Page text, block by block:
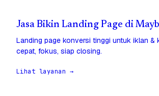
Jasa Bikin Landing Page di
Landing page konversi tinggi untuk iklan &
cepat, fokus, siap closing.
Lihat layanan →